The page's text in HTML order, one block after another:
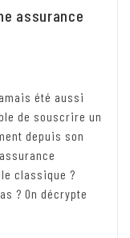
assurance
été aussi
de souscrire un
depuis son
classique ?
? On décrypte